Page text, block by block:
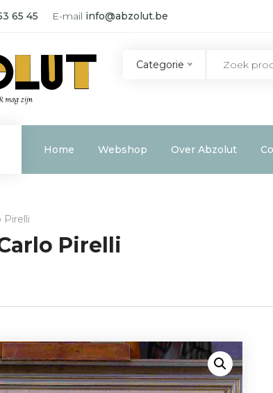
65 45 E-mail info@abzolut.be
Categorie
Home Webshop Over Abzolut
Pirelli
Pirelli